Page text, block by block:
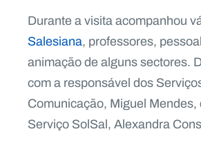
Durante a visita acompanhou
Salesiana, professores,
animação de alguns sectores.
com a responsável dos
Comunicação, Miguel
Serviço SolSal, Alexandra